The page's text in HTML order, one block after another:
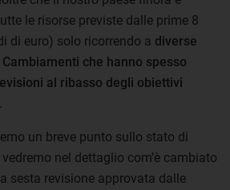
le risorse previste dalle prime 8
di euro) solo ricorrendo a diverse
che hanno spesso
al ribasso degli obiettivi
un breve punto sullo stato di
nel dettaglio com’è cambiato
sesta revisione approvata dalle